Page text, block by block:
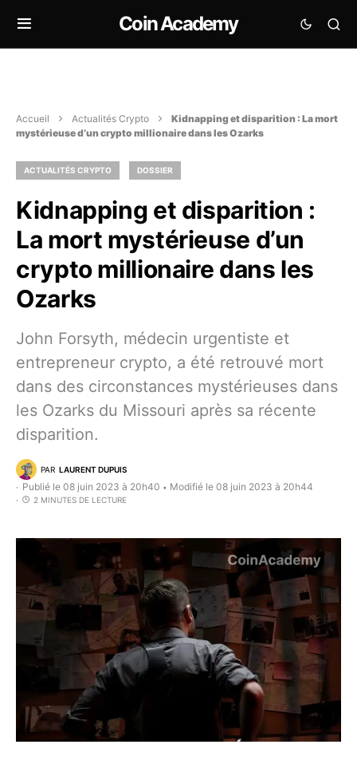
Coin Academy
Accueil Actualités Crypto
Kidnapping et disparition : La mort
mystérieuse d’un crypto millionaire dans les Ozarks
ACTUALITÉS CRYPTO DOSSIER
Kidnapping et disparition :
La mort mystérieuse d’un
crypto millionaire dans les
Ozarks
John Forsyth, médecin urgentiste et
entrepreneur crypto, a été retrouvé mort
dans des circonstances mystérieuses dans
les Ozarks du Missouri après sa récente
disparition.
PAR LAURENT DUPUIS
Publié le 08 juin 2023 à 20h40 • Modifié le 08 juin 2023 à 20h44
2 MINUTES DE LECTURE